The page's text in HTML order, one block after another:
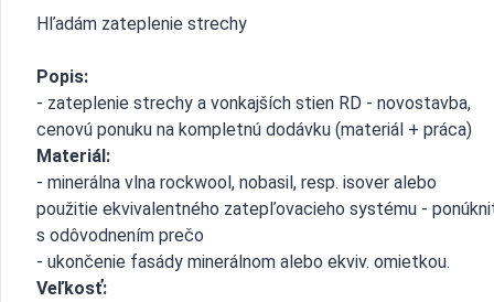
Hľadám zateplenie strechy
Popis:
- zateplenie strechy a vonkajších stien RD - novostavba,
cenovú ponuku na kompletnú dodávku (materiál + práca)
Materiál:
- minerálna vlna rockwool, nobasil, resp. isover alebo
použitie ekvivalentného zatepľovacieho systému -
s odôvodnením prečo
- ukončenie fasády minerálnom alebo ekviv. omietkou.
Veľkosť: